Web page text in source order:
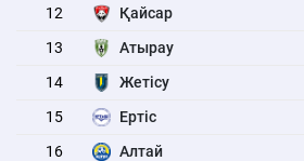
12
Қайсар
13
Атырау
14
Жетісу
15
Ертіс
16
Алтай